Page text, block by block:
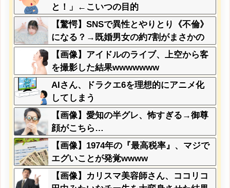
と！」←こいつの目的
【驚愕】SNSで異性とやりとり《不倫》
になる？→既婚男女の約7割がまさかの
『こう』回答してしまうw w w w w w w
w
【画像】アイドルのライブ、上空から客
を撮影した結果wwwwwww
AIさん、ドラクエ6を理想的にアニメ化
してしまう
【画像】愛知の半グレ、怖すぎる→御尊
顔がこちら…
【画像】1974年の『最高税率』、マジで
エグいことが発覚wwww
【画像】カリスマ美容師さん、ココリコ